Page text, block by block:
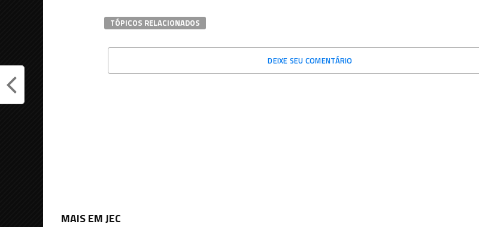
TÓPICOS RELACIONADOS
DEIXE SEU COMENTÁRIO
MAIS EM JEC